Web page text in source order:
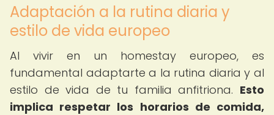
Adaptación a la rutina diaria y
estilo de vida europeo
Al vivir en un homestay europeo, es
fundamental adaptarte a la rutina diaria y al
estilo de vida de tu familia anfitriona. Esto
implica respetar los horarios de comida,